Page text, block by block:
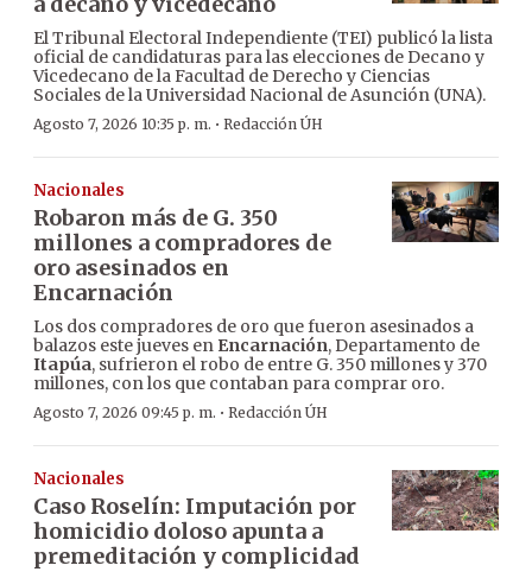
El Tribunal Electoral Independiente (TEI) publicó la lista
oficial de candidaturas para las elecciones de Decano y
Vicedecano de la Facultad de Derecho y Ciencias
Sociales de la Universidad Nacional de Asunción (UNA).
Agosto 7, 2026 10:35 p. m. · Redacción ÚH
Nacionales
Robaron más de G. 350
millones a compradores de
oro asesinados en
Encarnación
Los dos compradores de oro que fueron asesinados a
balazos este jueves en Encarnación, Departamento de
Itapúa, sufrieron el robo de entre G. 350 millones y 370
millones, con los que contaban para comprar oro.
Agosto 7, 2026 09:45 p. m. · Redacción ÚH
Nacionales
Caso Roselín: Imputación por
homicidio doloso apunta a
premeditación y complicidad